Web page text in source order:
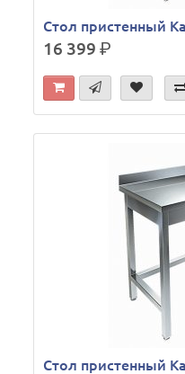
Стол пристенный
16 399р.
Стол пристенный